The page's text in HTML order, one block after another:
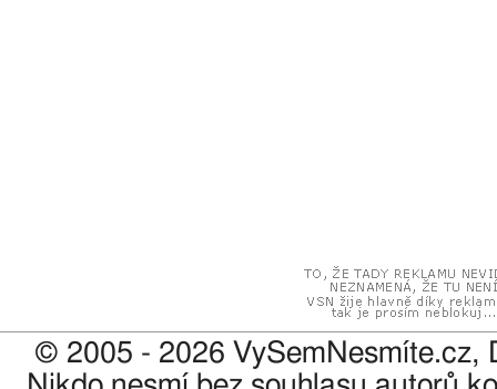
© 2005 - 2026 VySemNesmíte.cz,